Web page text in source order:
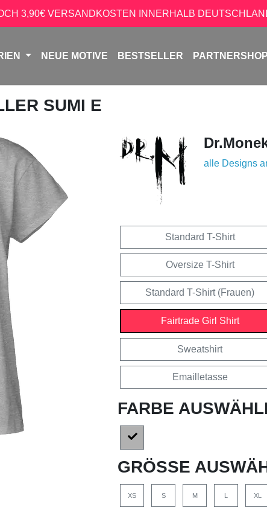
3,90€ VERSANDKOSTEN INNERHALB
NEUE MOTIVE BESTSELLER
SUMI E
alle Designs
Standard T-Shirt
Oversize T-Shirt
Standard T-Shirt (Frauen)
Fairtrade Girl Shirt
Sweatshirt
Emailletasse
FARBE
GRÖSSE
XS S M L XL